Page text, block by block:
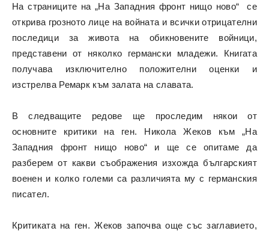
На страниците на „На Западния фронт нищо ново“ се
открива грозното лице на войната и всички отрицателни
последици за живота на обикновените войници,
представени от няколко германски младежи. Книгата
получава изключително положителни оценки и
изстрелва Ремарк към залата на славата.
В следващите редове ще проследим някои от
основните критики на ген. Никола Жеков към „На
Западния фронт нищо ново“ и ще се опитаме да
разберем от какви съображения изхожда българският
военен и колко големи са различията му с германския
писател.
Критиката на ген. Жеков започва още със заглавието,